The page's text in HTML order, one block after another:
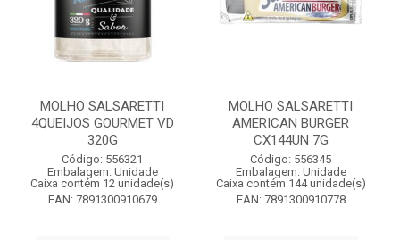
MOLHO SALSARETTI
4QUEIJOS GOURMET VD
320G
Código: 556321
Embalagem: Unidade
Caixa contém 12 unidade(s)
EAN: 7891300910679
MOLHO SALSARETTI
AMERICAN BURGER
CX144UN 7G
Código: 556345
Embalagem: Unidade
Caixa contém 144 unidade(s)
EAN: 7891300910778